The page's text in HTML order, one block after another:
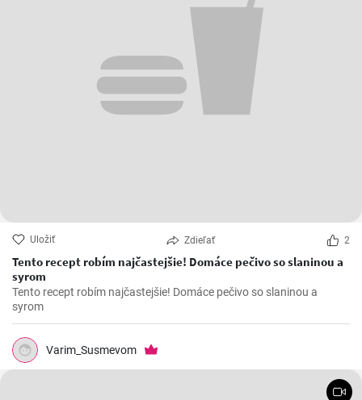
Uložiť Zdieľať 2
Tento recept robím najčastejšie! Domáce pečivo so slaninou a
syrom
Tento recept robím najčastejšie! Domáce pečivo so slaninou a
syrom
Varim_Susmevom